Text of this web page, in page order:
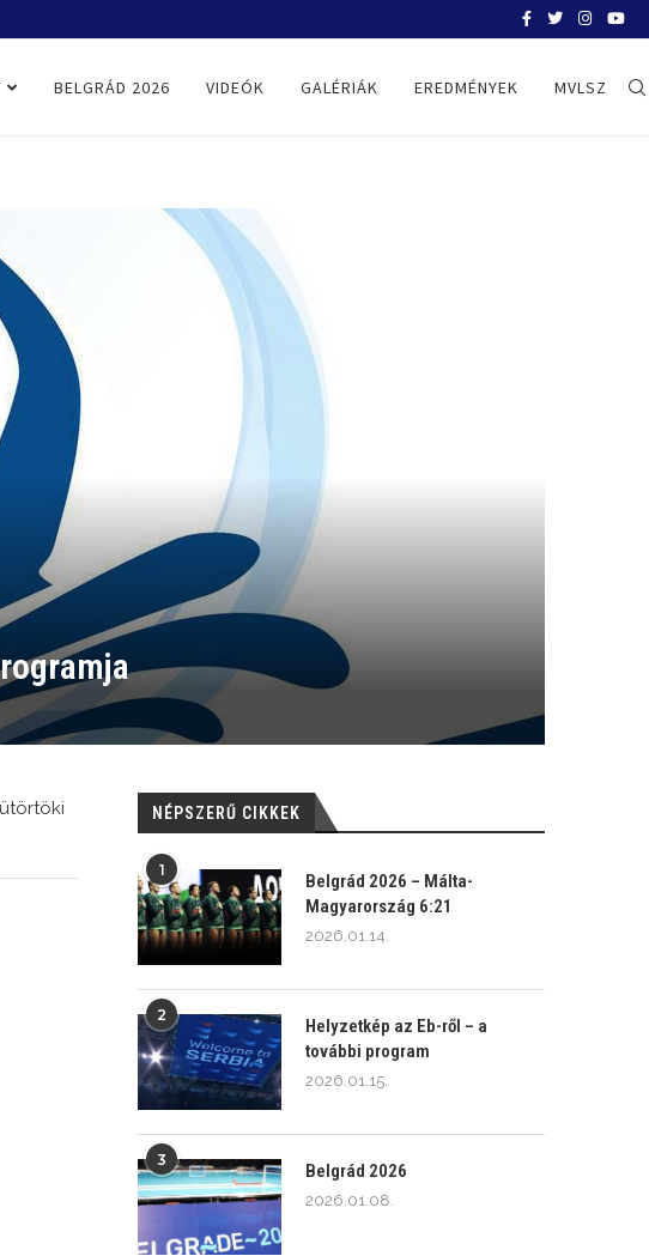
BELGRÁD 2026 VIDEÓK GALÉRIÁK EREDMÉNYEK MVLSZ
NÉPSZERŰ CIKKEK
1
Belgrád 2026 – Málta-
Magyarország 6:21
2026.01.14.
2
Helyzetkép az Eb-ről – a
további program
2026.01.15.
3
Belgrád 2026
2026.01.08.